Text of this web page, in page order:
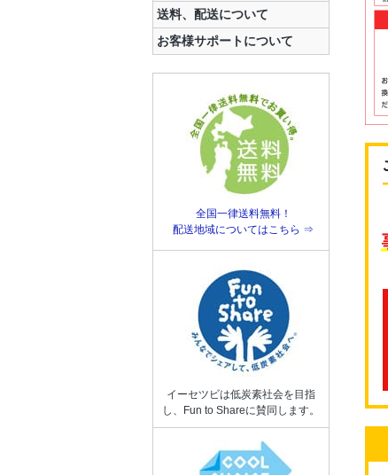
送料、配送について
お客様サポートについて
全国一律送料無料！
配送地域についてはこちら ⇒
イーセツビは低炭素社会を目指
し、Fun to Shareに賛同します。